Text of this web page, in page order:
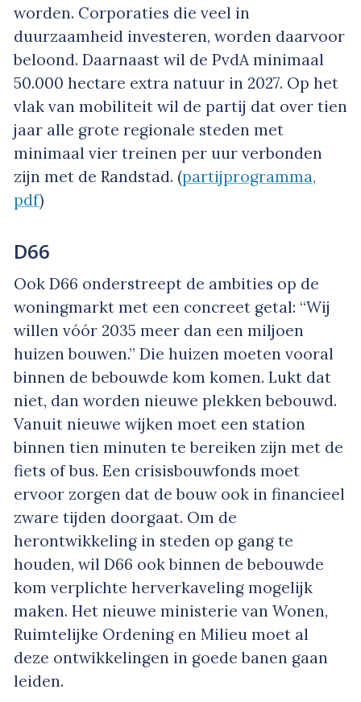
worden. Corporaties die veel in
duurzaamheid investeren, worden daarvoor
beloond. Daarnaast wil de PvdA minimaal
50.000 hectare extra natuur in 2027. Op het
vlak van mobiliteit wil de partij dat over tien
jaar alle grote regionale steden met
minimaal vier treinen per uur verbonden
zijn met de Randstad. (partijprogramma,
pdf)
D66
Ook D66 onderstreept de ambities op de
woningmarkt met een concreet getal: “Wij
willen vóór 2035 meer dan een miljoen
huizen bouwen.” Die huizen moeten vooral
binnen de bebouwde kom komen. Lukt dat
niet, dan worden nieuwe plekken bebouwd.
Vanuit nieuwe wijken moet een station
binnen tien minuten te bereiken zijn met de
fiets of bus. Een crisisbouwfonds moet
ervoor zorgen dat de bouw ook in financieel
zware tijden doorgaat. Om de
herontwikkeling in steden op gang te
houden, wil D66 ook binnen de bebouwde
kom verplichte herverkaveling mogelijk
maken. Het nieuwe ministerie van Wonen,
Ruimtelijke Ordening en Milieu moet al
deze ontwikkelingen in goede banen gaan
leiden.